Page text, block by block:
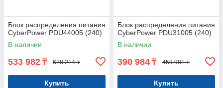
Блок распределения питания
CyberPower PDU44005 (240)
В наличии
533 982 ₸ 628 214 ₸
Купить
Блок распределения питания
CyberPower PDU31005 (240)
В наличии
390 984 ₸ 459 981 ₸
Купить